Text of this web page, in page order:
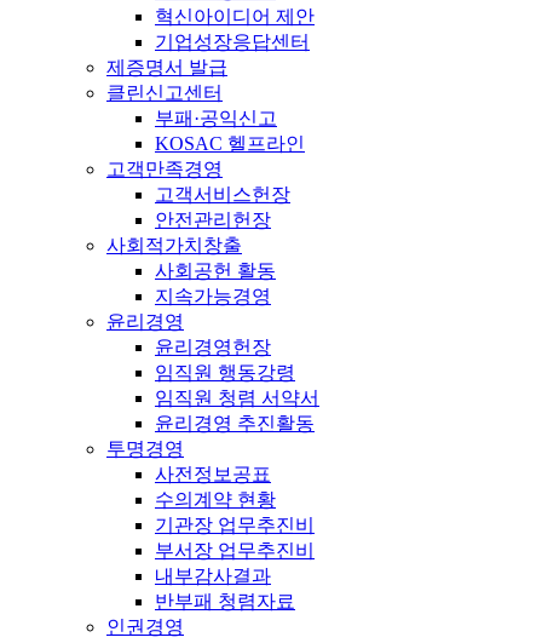
혁신아이디어 제안
기업성장응답센터
제증명서 발급
클린신고센터
부패·공익신고
KOSAC 헬프라인
고객만족경영
고객서비스헌장
안전관리헌장
사회적가치창출
사회공헌 활동
지속가능경영
윤리경영
윤리경영헌장
임직원 행동강령
임직원 청렴 서약서
윤리경영 추진활동
투명경영
사전정보공표
수의계약 현황
기관장 업무추진비
부서장 업무추진비
내부감사결과
반부패 청렴자료
인권경영